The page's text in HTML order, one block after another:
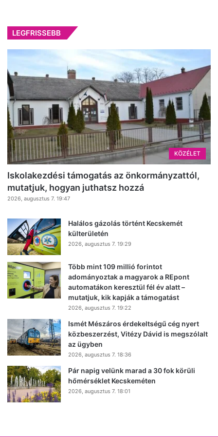
LEGFRISSEBB
KÖZÉLET
Iskolakezdési támogatás az önkormányzattól,
mutatjuk, hogyan juthatsz hozzá
2026, augusztus 7. 19:47
Halálos gázolás történt Kecskemét
külterületén
2026, augusztus 7. 19:29
Több mint 109 millió forintot
adományoztak a magyarok a REpont
automatákon keresztül fél év alatt –
mutatjuk, kik kapják a támogatást
2026, augusztus 7. 19:22
Ismét Mészáros érdekeltségű cég nyert
közbeszerzést, Vitézy Dávid is megszólalt
az ügyben
2026, augusztus 7. 18:36
Pár napig velünk marad a 30 fok körüli
hőmérséklet Kecskeméten
2026, augusztus 7. 18:01